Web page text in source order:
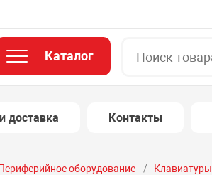
Каталог
доставка Контакты
Периферийное оборудование Клавиатуры